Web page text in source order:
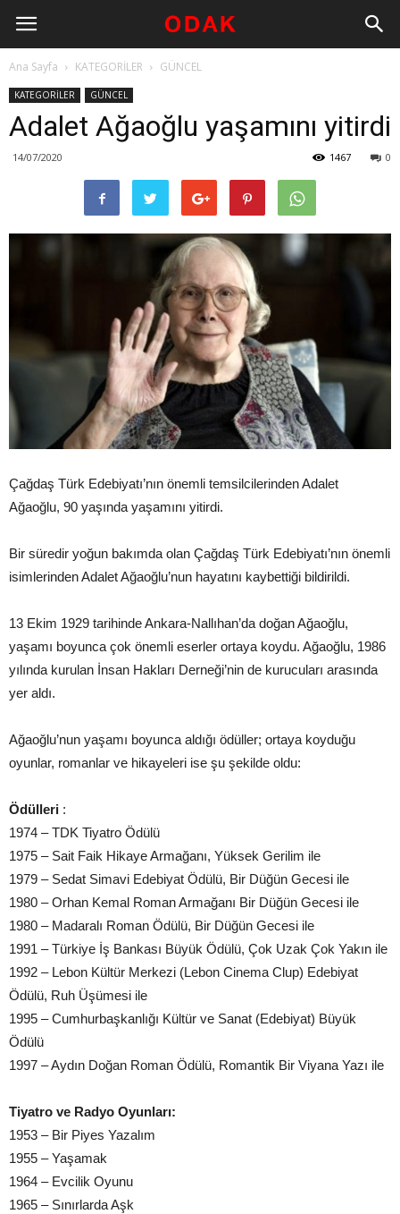
Ana Sayfa KATEGORİLER GÜNCEL
KATEGORİLER GÜNCEL
Adalet Ağaoğlu yaşamını yitirdi
14/07/2020 0
1467
Çağdaş Türk Edebiyatı’nın önemli temsilcilerinden Adalet
Ağaoğlu, 90 yaşında yaşamını yitirdi.
Bir süredir yoğun bakımda olan Çağdaş Türk Edebiyatı’nın önemli
isimlerinden Adalet Ağaoğlu’nun hayatını kaybettiği bildirildi.
13 Ekim 1929 tarihinde Ankara-Nallıhan’da doğan Ağaoğlu,
yaşamı boyunca çok önemli eserler ortaya koydu. Ağaoğlu, 1986
yılında kurulan İnsan Hakları Derneği’nin de kurucuları arasında
yer aldı.
Ağaoğlu’nun yaşamı boyunca aldığı ödüller; ortaya koyduğu
oyunlar, romanlar ve hikayeleri ise şu şekilde oldu:
Ödülleri :
1974 – TDK Tiyatro Ödülü
1975 – Sait Faik Hikaye Armağanı, Yüksek Gerilim ile
1979 – Sedat Simavi Edebiyat Ödülü, Bir Düğün Gecesi ile
1980 – Orhan Kemal Roman Armağanı Bir Düğün Gecesi ile
1980 – Madaralı Roman Ödülü, Bir Düğün Gecesi ile
1991 – Türkiye İş Bankası Büyük Ödülü, Çok Uzak Çok Yakın ile
1992 – Lebon Kültür Merkezi (Lebon Cinema Clup) Edebiyat
Ödülü, Ruh Üşümesi ile
1995 – Cumhurbaşkanlığı Kültür ve Sanat (Edebiyat) Büyük
Ödülü
1997 – Aydın Doğan Roman Ödülü, Romantik Bir Viyana Yazı ile
Tiyatro ve Radyo Oyunları:
1953 – Bir Piyes Yazalım
1955 – Yaşamak
1964 – Evcilik Oyunu
1965 – Sınırlarda Aşk